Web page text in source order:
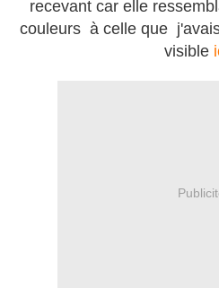
recevant car elle
couleurs à celle que
visible